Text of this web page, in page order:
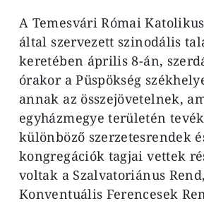
A Temesvári Római
által szervezett szinodális
keretében április 8-án,
órakor a Püspökség
annak az összejövetelnek,
egyházmegye területén
különböző szerzetesrendek
kongregációk tagjai vettek
voltak a Szalvatoriánus
Konventuális Ferencesek